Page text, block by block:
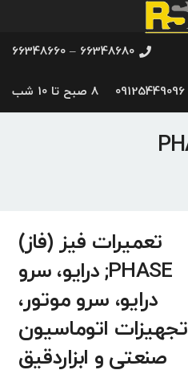
66348680 – 66348660
09125449096 8 صبح تا 10 شب
تعمیرات فیز (فاز)
PHASE; درایو، سرو
درایو، سرو موتور،
تجهیزات اتوماسیون
صنعتی و ابزاردقیق